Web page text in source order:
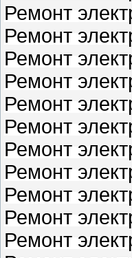
Ремонт
Ремонт
Ремонт
Ремонт
Ремонт
Ремонт
Ремонт
Ремонт
Ремонт
Ремонт
Ремонт